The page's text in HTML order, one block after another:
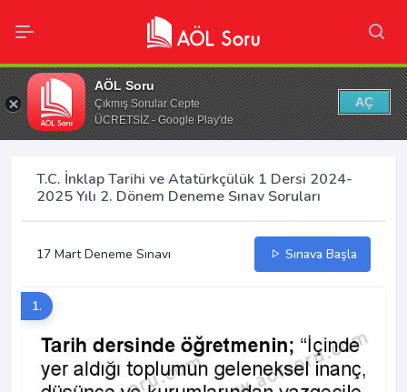
AÖL Soru
Çıkmış Sorular Cepte
ÜCRETSİZ - Google Play'de
AÇ
T.C. İnklap Tarihi ve Atatürkçülük 1 Dersi 2024-
2025 Yılı 2. Dönem Deneme Sınav Soruları
17 Mart Deneme Sınavı Sınava Başla
1.